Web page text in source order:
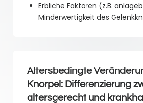
Erbliche Faktoren (z.B.
Minderwertigkeit des
Altersbedingte
Knorpel: Differenzierung
altersgerecht und